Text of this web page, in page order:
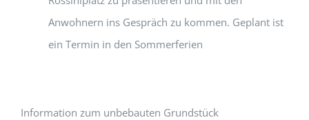
Anwohnern ins Gespräch zu kommen. Geplant ist
ein Termin in den Sommerferien
Information zum unbebauten Grundstück